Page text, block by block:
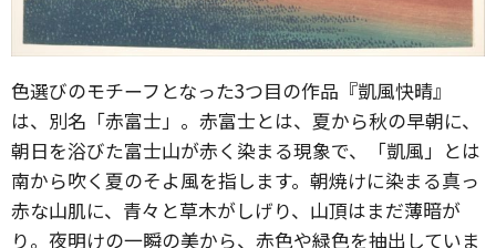
色選びのモチーフとなった3つ目の作品『凱風快晴』
は、別名「赤富士」。赤富士とは、夏から秋の早朝に、
朝日を浴びた富士山が赤く染まる現象で、「凱風」とは
南から吹く夏のそよ風を指します。朝焼けに染まる真っ
赤な山肌に、青々と草木がしげり、山頂はまだ薄暗が
り。夜明けの一瞬の美から、赤色や緑色を抽出していま